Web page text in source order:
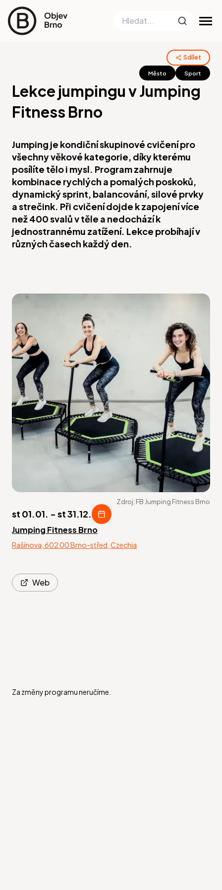
Sdílet
Město Sport
Lekce jumpingu v Jumping
Fitness Brno
Jumping je kondiční skupinové cvičení pro
všechny věkové kategorie, díky kterému
posílíte tělo i mysl. Program zahrnuje
kombinace rychlých a pomalých poskoků,
dynamický sprint, balancování, silové prvky
a strečink. Při cvičení dojde k zapojení více
než 400 svalů v těle a nedochází k
jednostrannému zatížení. Lekce probíhají v
různých časech každý den.
Zdroj: FB Jumping Fitness Brno
st 01.01. - st 31.12.
Jumping Fitness Brno
Rašínova, 602 00 Brno-střed, Czechia
Web
Za změny programu neručíme.